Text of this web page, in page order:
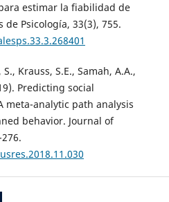
estimar la fiabilidad de
Psicología, 33(3), 755.
Krauss, S.E., Samah, A.A.,
Predicting social
analytic path analysis
behavior. Journal of